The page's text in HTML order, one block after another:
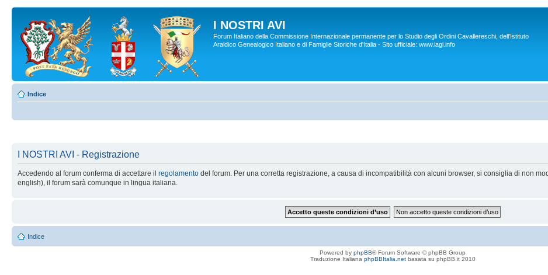
I NOSTRI AVI
Forum Italiano della Commissione Internazionale permanente per lo Studio degli Ordini Cavallereschi, dell’Istituto
Araldico Genealogico Italiano e di Famiglie Storiche d'Italia - Sito ufficiale: www.iagi.info
Indice
I NOSTRI AVI - Registrazione
Accedendo al forum conferma di accettare il regolamento del forum. Per una corretta registrazione, a causa di incompatibilità con alcuni browser, si consiglia di non
english), il forum sarà comunque in lingua italiana.
Indice
Powered by phpBB® Forum Software © phpBB Group
Traduzione Italiana phpBBItalia.netbasata su phpBB.it 2010